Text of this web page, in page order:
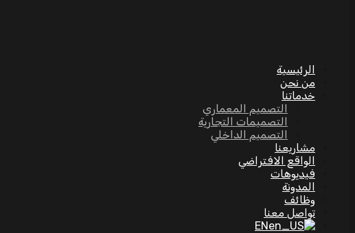
الرئيسية
من نحن
خدماتنا
التصميم المعماري
التصميمات التجارية
التصميم الداخلي
مشاريعنا
الواقع الافتراضي
فيديوهات
المدونة
وظائف
تواصل معنا
EN